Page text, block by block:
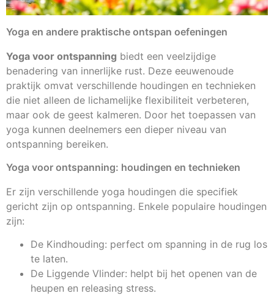
Yoga en andere praktische ontspan oefeningen
Yoga voor ontspanning biedt een veelzijdige
benadering van innerlijke rust. Deze eeuwenoude
praktijk omvat verschillende houdingen en technieken
die niet alleen de lichamelijke flexibiliteit verbeteren,
maar ook de geest kalmeren. Door het toepassen van
yoga kunnen deelnemers een dieper niveau van
ontspanning bereiken.
Yoga voor ontspanning: houdingen en technieken
Er zijn verschillende yoga houdingen die specifiek
gericht zijn op ontspanning. Enkele populaire houdingen
zijn:
De Kindhouding: perfect om spanning in de rug los
te laten.
De Liggende Vlinder: helpt bij het openen van de
heupen en releasing stress.